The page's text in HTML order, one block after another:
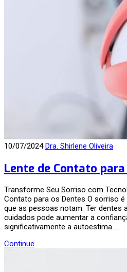
10/07/2024 Dra. Shirlene Oliveira
Lente de Contato
Transforme Seu Sorriso com
Contato para os Dentes O sorriso
que as pessoas notam. Ter dentes
cuidados pode aumentar a
significativamente a autoestima.…
Continue